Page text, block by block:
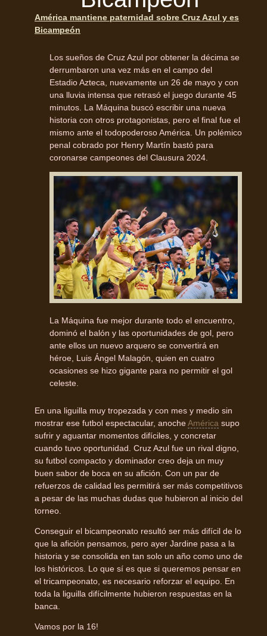
América mantiene paternidad sobre Cruz Azul y es
Bicampeón
Los sueños de Cruz Azul por obtener la décima se
derrumbaron una vez más en el campo del
Estadio Azteca, nuevamente un 26 de mayo y con
una lluvia intensa que retrasó el juego durante 45
minutos. La Máquina buscó escribir una nueva
historia con otros protagonistas, pero el final fue el
mismo ante el todopoderoso América. Un polémico
penal cobrado por Henry Martín bastó para
coronarse campeones del Clausura 2024.
La Máquina fue mejor durante todo el encuentro,
dominó el balón y las oportunidades de gol, pero
ante ellos un nuevo arquero se convertirá en
héroe, Luis Ángel Malagón, quien en cuatro
ocasiones se hizo gigante para no permitir el gol
celeste.
En una liguilla muy tropezada y con mes y medio sin
mostrar ese futbol espectacular, anocheAmérica supo
sufrir y aguantar momentos difíciles, y concretar
cuando tuvo oportunidad. Cruz Azul fue un rival digno,
su futbol compacto y dominador creo deja un muy
buen sabor de boca en su afición. Con un par de
refuerzos de calidad les permitirá ser más competitivos
a pesar de las muchas dudas que hubieron al inicio del
torneo.
Conseguir el bicampeonato resultó ser más difícil de lo
que la afición pensamos, pero ayer Jardine pasa a la
historia y se consolida en tan solo un año como uno de
los históricos. Lo que sí es que si queremos pensar en
el tricampeonato, es necesario reforzar el equipo. En
toda la liguilla difícilmente hubieron respuestas en la
banca.
Vamos por la 16!